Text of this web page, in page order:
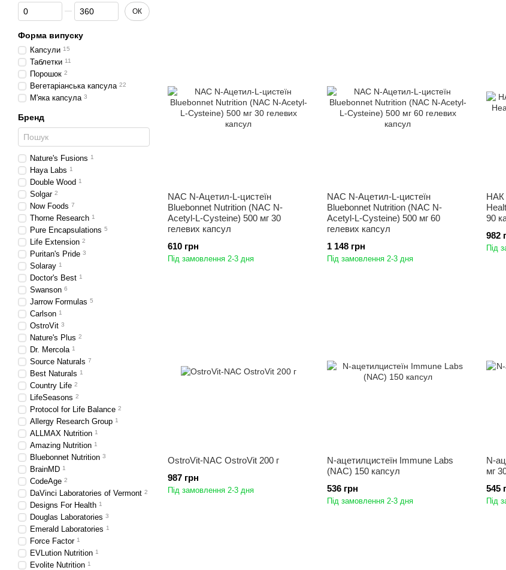
NAC N-Ацетил-L-цистеїн
Bluebonnet Nutrition (NAC N-
Acetyl-L-Cysteine) 500 мг 30
гелевих капсул
610 грн
Під замовлення 2-3 дня
NAC N-Ацетил-L-цистеїн
Bluebonnet Nutrition (NAC N-
Acetyl-L-Cysteine) 500 мг 60
гелевих капсул
1 148 грн
Під замовлення 2-3 дня
НАК
90
982
Під
OstroVit-NAC OstroVit 200 г
987 грн
Під замовлення 2-3 дня
N-ацетилцистеїн Immune Labs
(NAC) 150 капсул
536 грн
Під замовлення 2-3 дня
N-
мг
545
Під
Від Кількість капсул або таблеток
До Кількість капсул або таблеток
ОК
Форма випуску
Капсули 15
Таблетки 11
Порошок 2
Вегетаріанська капсула 22
М'яка капсула 3
Бренд
Nature's Fusions 1
Haya Labs 1
Double Wood 1
Solgar 2
Now Foods 7
Thorne Research 1
Pure Encapsulations 5
Life Extension 2
Puritan's Pride 3
Solaray 1
Doctor's Best 1
Swanson 6
Jarrow Formulas 5
Carlson 1
OstroVit 3
Nature's Plus 2
Dr. Mercola 1
Source Naturals 7
Best Naturals 1
Country Life 2
LifeSeasons 2
Protocol for Life Balance 2
Allergy Research Group 1
ALLMAX Nutrition 1
Amazing Nutrition 1
Bluebonnet Nutrition 3
BrainMD 1
CodeAge 2
DaVinci Laboratories of Vermont 2
Designs For Health 1
Douglas Laboratories 3
Emerald Laboratories 1
Force Factor 1
EVLution Nutrition 1
Evolite Nutrition 1